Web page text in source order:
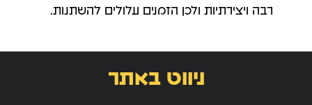
רבה ויצירתיות ולכן הזמנים עלולים להשתנות.
ניווט באתר